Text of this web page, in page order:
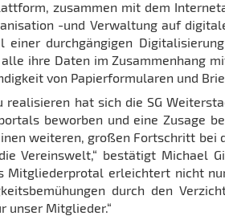
zusammen mit dem
-und Verwaltung auf
einer durchgängigen
ihre Daten im Zusammenhang
von Papierformularen und
realisieren hat sich die SG
beworben und eine Zusage
weiteren, großen Fortschritt bei
Vereinswelt,“ bestätigt Michael
Mitgliederprotal erleichtert nicht
durch den
unser Mitglieder.“